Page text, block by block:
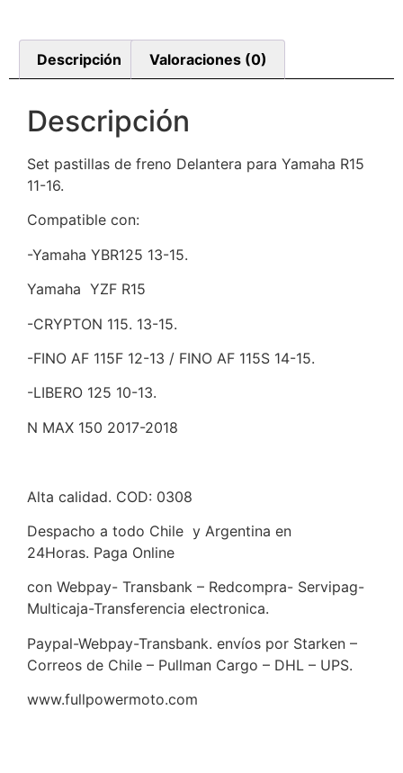
Descripción Valoraciones (0)
Descripción
Set pastillas de freno Delantera para Yamaha R15
11-16.
Compatible con:
-Yamaha YBR125 13-15.
Yamaha YZF R15
-CRYPTON 115. 13-15.
-FINO AF 115F 12-13 / FINO AF 115S 14-15.
-LIBERO 125 10-13.
N MAX 150 2017-2018
Alta calidad. COD: 0308
Despacho a todo Chile y Argentina en
24Horas. Paga Online
con Webpay- Transbank – Redcompra- Servipag-
Multicaja-Transferencia electronica.
Paypal-Webpay-Transbank. envíos por Starken –
Correos de Chile – Pullman Cargo – DHL – UPS.
www.fullpowermoto.com